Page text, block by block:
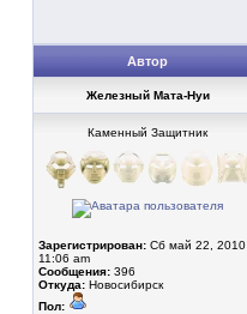
Автор
Железный Мата-Нуи
Каменный Защитник
Зарегистрирован: Сб май 22, 2010
11:06 am
Сообщения: 396
Откуда: Новосибирск
Пол: